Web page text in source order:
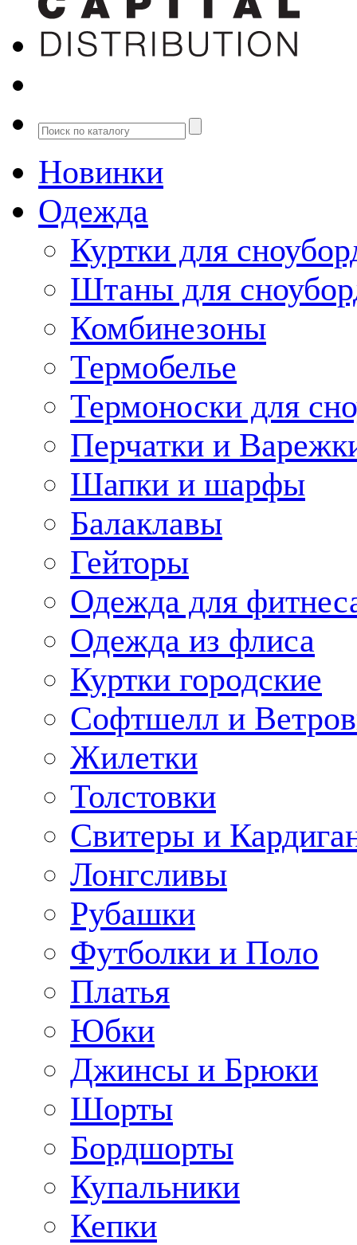
Новинки
Одежда
Куртки для
Штаны для
Комбинезоны
Термобелье
Термоноски для
Перчатки и
Шапки и шарфы
Балаклавы
Гейторы
Одежда для
Одежда из флиса
Куртки городские
Софтшелл и
Жилетки
Толстовки
Свитеры и
Лонгсливы
Рубашки
Футболки и Поло
Платья
Юбки
Джинсы и Брюки
Шорты
Бордшорты
Купальники
Кепки